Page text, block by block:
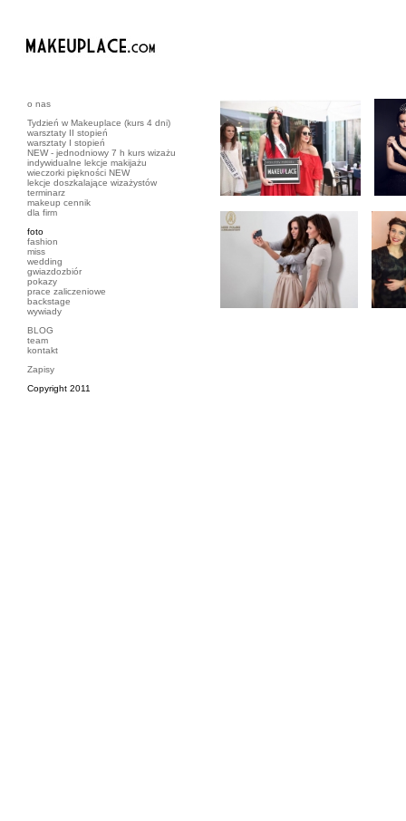
o nas
Tydzień w Makeuplace (kurs 4 dni)
warsztaty II stopień
warsztaty I stopień
NEW - jednodniowy 7 h kurs wizażu
indywidualne lekcje makijażu
wieczorki piękności NEW
lekcje doszkalające wizażystów
terminarz
makeup cennik
dla firm
foto
fashion
miss
wedding
gwiazdozbiór
pokazy
prace zaliczeniowe
backstage
wywiady
BLOG
team
kontakt
Zapisy
Copyright 2011